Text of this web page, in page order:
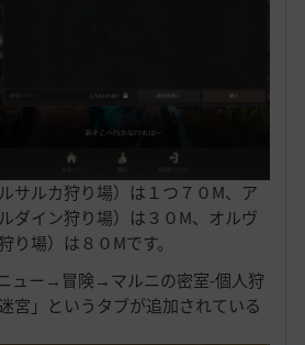
サルカ狩り場）は１つ７０M、ア
ダイン狩り場）は３０M、オルヴ
り場）は８０Mです。
ュー→冒険→マルニの密室-個人狩
宮」というタブが追加されている